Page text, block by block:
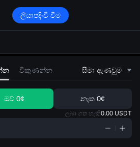
ලියාපදිංචි වීම
විකුණන්න සීමා ඇණවුම
ඔව් 0¢ නැත 0¢
ලබා ගත හැකි0.00 USDT